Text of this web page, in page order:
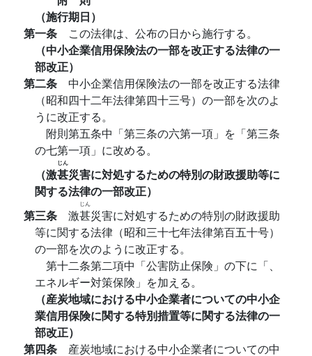
（施行期日）
第一条 この法律は、公布の日から施行する。
（中小企業信用保険法の一部を改正する法律の一
部改正）
第二条 中小企業信用保険法の一部を改正する法律
（昭和四十二年法律第四十三号）の一部を次のよ
うに改正する。
附則第五条中「第三条の六第一項」を「第三条
の七第一項」に改める。
（激甚
じん
災害に対処するための特別の財政援助等に
関する法律の一部改正）
第三条 激甚
じん
災害に対処するための特別の財政援助
等に関する法律（昭和三十七年法律第百五十号）
の一部を次のように改正する。
第十二条第二項中「公害防止保険」の下に「、
エネルギー対策保険」を加える。
（産炭地域における中小企業者についての中小企
業信用保険に関する特別措置等に関する法律の一
部改正）
第四条 産炭地域における中小企業者についての中